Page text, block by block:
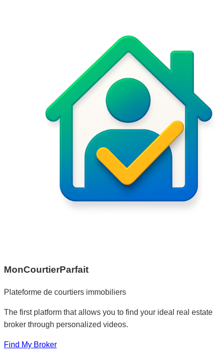
MonCourtierParfait
Plateforme de courtiers immobiliers
The first platform that allows you to find your ideal real estate
broker through personalized videos.
Find My Broker